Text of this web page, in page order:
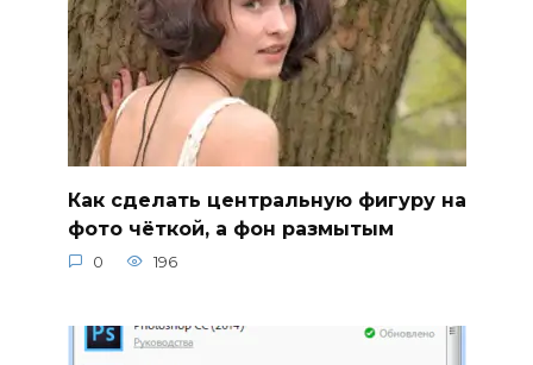
Как сделать центральную фигуру на
фото чёткой, а фон размытым
0 196